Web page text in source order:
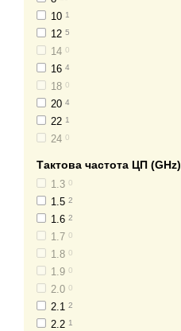
BGA1288
BGA1440
LGA1851
10 1
12 5
14 0
16 4
18 0
20 4
22 1
24 0
Тактова частота ЦП (GHz)
1.3 0
1.5 2
1.6 2
1.7 0
1.8 0
1.9 0
2.0 0
2.1 2
2.2 1